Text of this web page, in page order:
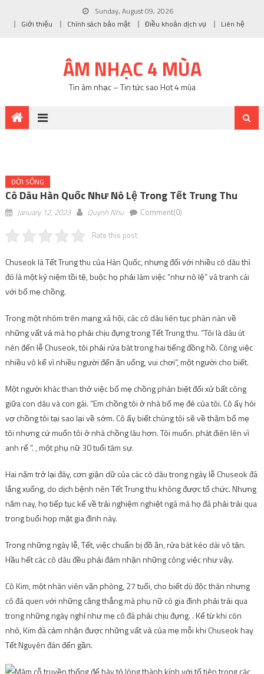
Sunday, August 09, 2026
Giới thiệu
Chính sách bảo mật Điều khoản dịch vụ Liên hệ
ÂM NHẠC 4 MÙA
Tin âm nhạc – Tin tức sao Hot 4 mùa
ĐỜI SỐNG
Cô Dâu Hàn Quốc Như Nô Lệ Trong Tết Trung Thu
January 12, 2023 Quynh Nhu Comment(0)
Rate this post
Chuseok là Tết Trung thu của Hàn Quốc, nhưng đối với nhiều cô dâu thì
đó là một kỷ niệm tồi tệ, buộc họ phải làm việc “như nô lệ” và tranh cãi
với bố mẹ chồng.
Trong một nhóm trên mạng xã hội, các cô dâu liên tục phàn nàn về
những vất vả mà họ phải chịu đựng trong Tết Trung thu. “Tôi là dâu út
nên đến lễ Chuseok, tôi phải rửa bát trong hai tiếng đồng hồ. Công việc
nhiều vô kể vì nhiều người đến ăn uống, vui chơi”, một người cho biết.
Một người khác than thở việc bố mẹ chồng phân biệt đối xử bất công
giữa con dâu và con gái. “Em chồng tôi ở nhà bố mẹ đẻ của tôi. Cô ấy hỏi
vợ chồng tôi tại sao lại về sớm. Cô ấy biết chúng tôi sẽ về thăm bố mẹ
tôi nhưng cứ muốn tôi ở nhà chồng lâu hơn. Tôi muốn. phát điên lên vì
anh rể ”. , một phụ nữ 30 tuổi tâm sự.
Hai năm trở lại đây, cơn giận dữ của các cô dâu trong ngày lễ Chuseok đã
lắng xuống, do dịch bệnh nên Tết Trung thu không được tổ chức. Nhưng
năm nay, họ tiếp tục kể về trải nghiệm nghiệt ngã mà họ đã phải trải qua
trong buổi họp mặt gia đình này.
Trong những ngày lễ, Tết, việc chuẩn bị đồ ăn, rửa bát kéo dài vô tận.
Hầu hết các cô dâu đều phải đảm nhận những công việc như vậy.
Cô Kim, một nhân viên văn phòng, 27 tuổi, cho biết dù độc thân nhưng
cô đã quen với những căng thẳng mà phụ nữ có gia đình phải trải qua
trong những ngày nghỉ như mẹ cô đã phải chịu đựng. . Kể từ khi còn
nhỏ, Kim đã cảm nhận được những vất vả của mẹ mỗi khi Chuseok hay
Tết Nguyên đán đến gần.